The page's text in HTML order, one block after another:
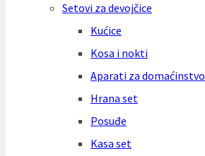
Setovi za devojčice
Kućice
Kosa i nokti
Aparati za domaćinstvo
Hrana set
Posuđe
Kasa set